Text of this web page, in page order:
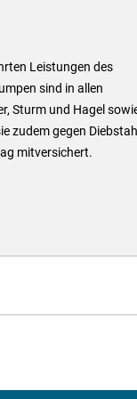
Leistungen des
sind in allen
Sturm und Hagel
zudem gegen
mitversichert.